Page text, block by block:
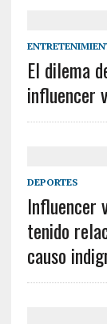
El dilema
influencer
DEPORTES
Influencer
tenido
causo